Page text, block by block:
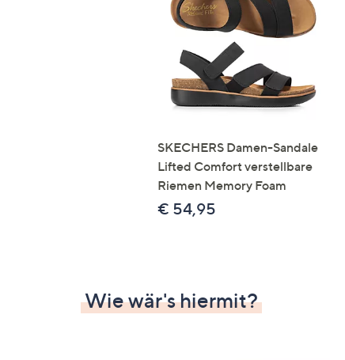
SKECHERS Damen-Sandale
Lifted Comfort verstellbare
Riemen Memory Foam
€ 54,95
Wie wär's hiermit?